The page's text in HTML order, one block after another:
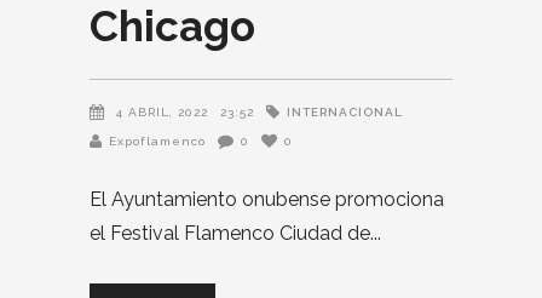
Chicago
4 ABRIL, 2022 23:52 INTERNACIONAL
Expoflamenco 0 0
El Ayuntamiento onubense promociona
el Festival Flamenco Ciudad de